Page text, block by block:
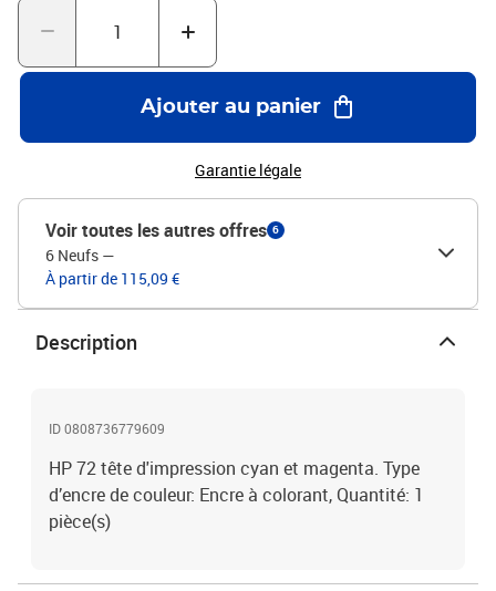
Ajouter au panier
Garantie légale
Voir toutes les autres offres 6
6 Neufs —
À partir de 115,09 €
Description
ID 0808736779609
HP 72 tête d'impression cyan et magenta. Type
d’encre de couleur: Encre à colorant, Quantité: 1
pièce(s)